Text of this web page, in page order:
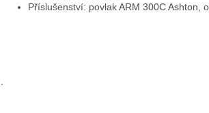
Příslušenství: povlak ARM 300C Ashton,
.